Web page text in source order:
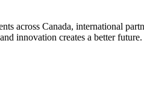
across Canada, international
innovation creates a better future.